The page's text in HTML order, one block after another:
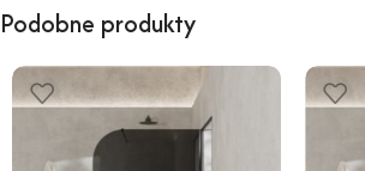
Podobne produkty